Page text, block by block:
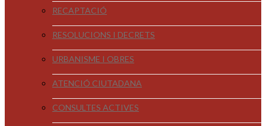
RECAPTACIÓ
RESOLUCIONS I DECRETS
URBANISME I OBRES
ATENCIÓ CIUTADANA
CONSULTES ACTIVES